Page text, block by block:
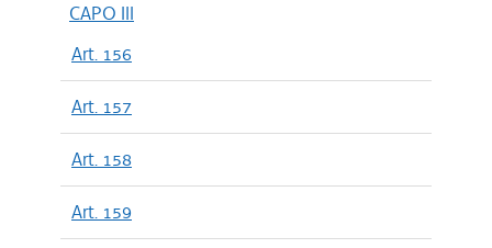
CAPO III
Art. 156
Art. 157
Art. 158
Art. 159